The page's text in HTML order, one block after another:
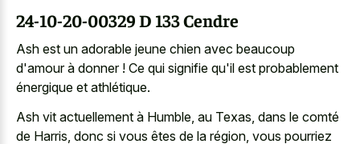
24-10-20-00329 D 133 Cendre
Ash est un adorable jeune chien avec beaucoup
d'amour à donner ! Ce qui signifie qu'il est probablement
énergique et athlétique.
Ash vit actuellement à Humble, au Texas, dans le comté
de Harris, donc si vous êtes de la région, vous pourriez